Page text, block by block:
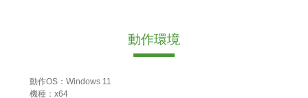
動作環境
動作OS：Windows 11
機種：x64